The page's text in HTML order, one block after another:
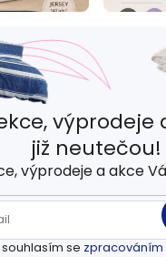
výprodeje
již neutečou!
výprodeje a akce
se zpracováním